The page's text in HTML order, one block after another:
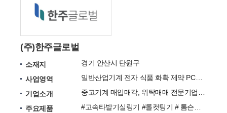
(주)한주글로벌
소재지
경기 안산시 단원구
사업영역
일반산업기계 전자 식품 화확 제약 PCB 반도체 측정장비 중고기계 매입 매각 위탁매매
기업소개
주요제품